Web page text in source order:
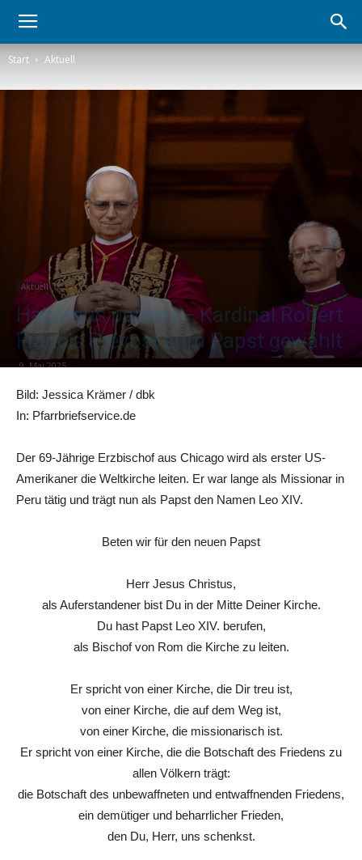
Start Aktuell
Aktuell
Habemus papam – Kardinal Robert
Francis Prevost zum Papst gewählt
9. Mai 2025
Bild: Jessica Krämer / dbk
In: Pfarrbriefservice.de
Der 69-Jährige Erzbischof aus Chicago wird als erster US-
Amerikaner die Weltkirche leiten. Er war lange als Missionar in
Peru tätig und trägt nun als Papst den Namen Leo XIV.
Beten wir für den neuen Papst
Herr Jesus Christus,
als Auferstandener bist Du in der Mitte Deiner Kirche.
Du hast Papst Leo XIV. berufen,
als Bischof von Rom die Kirche zu leiten.
Er spricht von einer Kirche, die Dir treu ist,
von einer Kirche, die auf dem Weg ist,
von einer Kirche, die missionarisch ist.
Er spricht von einer Kirche, die die Botschaft des Friedens zu
allen Völkern trägt:
die Botschaft des unbewaffneten und entwaffnenden Friedens,
ein demütiger und beharrlicher Frieden,
den Du, Herr, uns schenkst.